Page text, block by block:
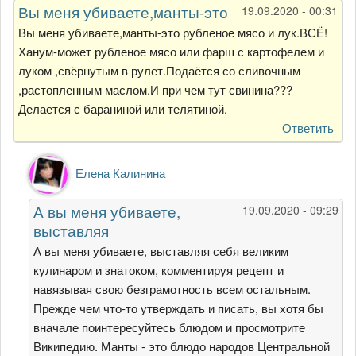
19.09.2020 - 00:31
Вы меня убиваете,манты-это
Вы меня убиваете,манты-это рубленое мясо и лук.ВСЁ!
Ханум-может рубленое мясо или фарш с картофелем и
луком ,свёрнутым в рулет.Подаётся со сливочным
,растопленным маслом.И при чем тут свинина???
Делается с бараниной или телятиной.
Ответить
Ответ
на
Вы
меня
убиваете,манты-
это
Альфия
Елена Калинина
19.09.2020 - 09:29
А вы меня убиваете,
выставляя
А вы меня убиваете, выставляя себя великим
кулинаром и знатоком, комментируя рецепт и
навязывая свою безграмотность всем остальным.
Прежде чем что-то утверждать и писать, вы хотя бы
вначале поинтересуйтесь блюдом и просмотрите
Википедию. Манты - это блюдо народов Центральной